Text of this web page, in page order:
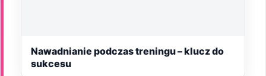
Nawadnianie podczas treningu – klucz do
sukcesu